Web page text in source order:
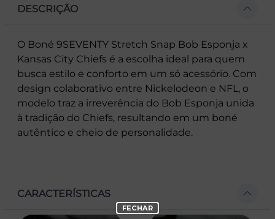
DESCRIÇÃO
O Boné 9SEVENTY Stretch Snap Bob Esponja x
Kansas City Chiefs é a escolha ideal para quem
busca estilo e conforto em um só acessório. Com
design colaborativo entre Nickelodeon e NFL, o
modelo traz a irreverência do Bob Esponja unida
à tradição do Chiefs, resultando em um boné
autêntico e cheio de personalidade.
CARACTERÍSTICAS